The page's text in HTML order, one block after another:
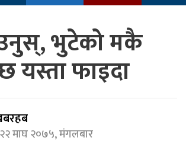
भुटेको मकै
यस्ता फाइदा
२२ माघ २०७५, मंगलबार